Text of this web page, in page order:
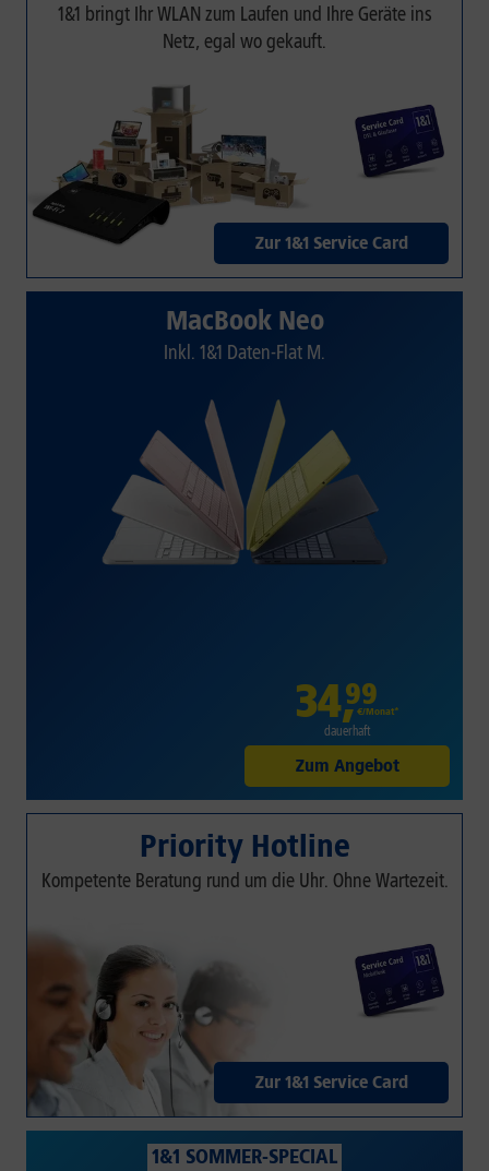
1&1 bringt Ihr WLAN zum Laufen und Ihre Geräte ins
Netz, egal wo gekauft.
Zur 1&1 Service Card
MacBook Neo
Inkl. 1&1 Daten-Flat M.
34,99
€/Monat*
dauerhaft
Zum Angebot
Priority Hotline
Kompetente Beratung rund um die Uhr. Ohne Wartezeit.
Zur 1&1 Service Card
1&1 SOMMER-SPECIAL